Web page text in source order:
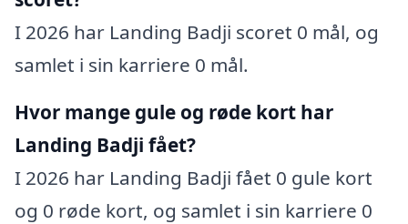
I 2026 har Landing Badji scoret 0 mål, og
samlet i sin karriere 0 mål.
Hvor mange gule og røde kort har
Landing Badji fået?
I 2026 har Landing Badji fået 0 gule kort
og 0 røde kort, og samlet i sin karriere 0